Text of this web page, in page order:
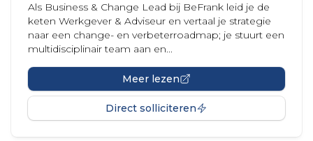
Als Business & Change Lead bij BeFrank leid je de
keten Werkgever & Adviseur en vertaal je strategie
naar een change- en verbeterroadmap; je stuurt een
multidisciplinair team aan en...
Meer lezen
Direct solliciteren